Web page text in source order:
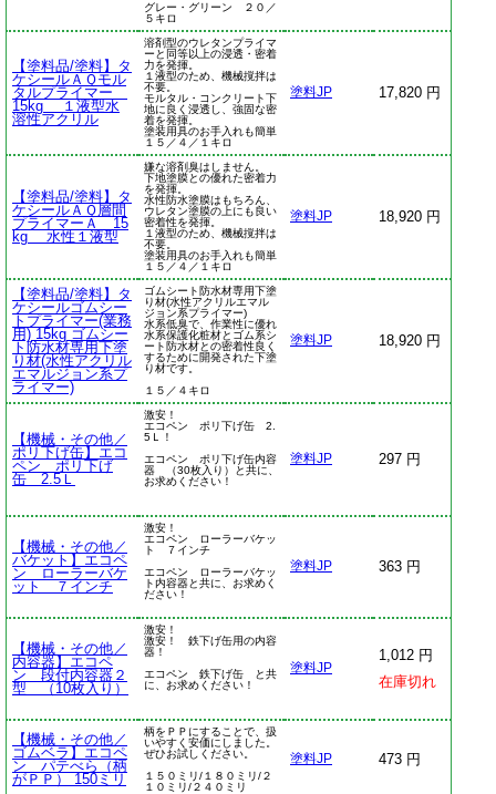
グレー・グリーン ２０／
５キロ
【塗料品/塗料】タ
ケシールＡＱモル
タルプライマー
15kg １液型水
溶性アクリル
溶剤型のウレタンプライマ
ーと同等以上の浸透・密着
力を発揮。
１液型のため、機械撹拌は
不要。
モルタル・コンクリート下
地に良く浸透し、強固な密
着を発揮。
塗装用具のお手入れも簡単
１５／４／１キロ
塗料JP 17,820 円
【塗料品/塗料】タ
ケシールＡＱ層間
プライマーＡ 15
kg 水性１液型
嫌な溶剤臭はしません。
下地塗膜との優れた密着力
を発揮。
水性防水塗膜はもちろん、
ウレタン塗膜の上にも良い
密着性を発揮。
１液型のため、機械撹拌は
不要。
塗装用具のお手入れも簡単
１５／４／１キロ
塗料JP 18,920 円
【塗料品/塗料】タ
ケシールゴムシー
トプライマー(業務
用) 15kg ゴムシー
ト防水材専用下塗
り材(水性アクリル
エマルジョン系プ
ライマー)
ゴムシート防水材専用下塗
り材(水性アクリルエマル
ジョン系プライマー)
水系低臭で、作業性に優れ
水系保護化粧材とゴム系シ
ート防水材との密着性良く
するために開発された下塗
り材です。
１５／４キロ
塗料JP 18,920 円
【機械・その他／
ポリ下げ缶】エコ
ペン ポリ下げ
缶 2.5Ｌ
激安！
エコペン ポリ下げ缶 2.
5Ｌ！
エコペン ポリ下げ缶内容
器 （30枚入り）と共に、
お求めください！
塗料JP 297 円
【機械・その他／
バケット】エコペ
ン ローラーバケ
ット ７インチ
激安！
エコペン ローラーバケッ
ト ７インチ
エコペン ローラーバケッ
ト内容器と共に、お求めく
ださい！
塗料JP 363 円
【機械・その他／
内容器】エコペ
ン 段付内容器２
型 （10枚入り）
激安！
激安！ 鉄下げ缶用の内容
器！
エコペン 鉄下げ缶 と共
に、お求めください！
塗料JP
1,012 円
在庫切れ
【機械・その他／
ゴムベラ】エコペ
ン パテべら（柄
がＰＰ） 150ミリ
柄をＰＰにすることで、扱
いやすく安価にしました。
ぜひお試しください。
１５０ミリ/１８０ミリ/２
１０ミリ/２４０ミリ
塗料JP 473 円